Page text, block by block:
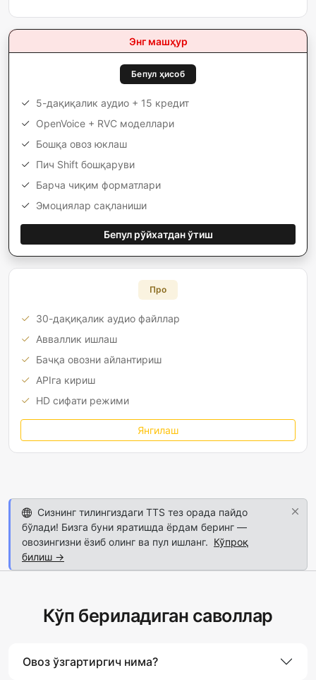
Энг машҳур
Бепул ҳисоб
5-дақиқалик аудио + 15 кредит
OpenVoice + RVC моделлари
Бошқа овоз юклаш
Пич Shift бошқаруви
Барча чиқим форматлари
Эмоциялар сақланиши
Бепул рўйхатдан ўтиш
Про
30-дақиқалик аудио файллар
Авваллик ишлаш
Бачқа овозни айлантириш
APIга кириш
HD сифати режими
Янгилаш
Сизнинг тилингиздаги TTS тез орада пайдо
бўлади! Бизга буни яратишда ёрдам беринг —
овозингизни ёзиб олинг ва пул ишланг. Кўпроқ
билиш →
Кўп бериладиган саволлар
Овоз ўзгартиргич нима?